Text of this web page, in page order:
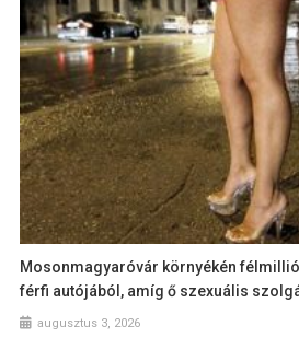
Mosonmagyaróvár környékén
férfi autójából, amíg ő szexuális
augusztus 3, 2026